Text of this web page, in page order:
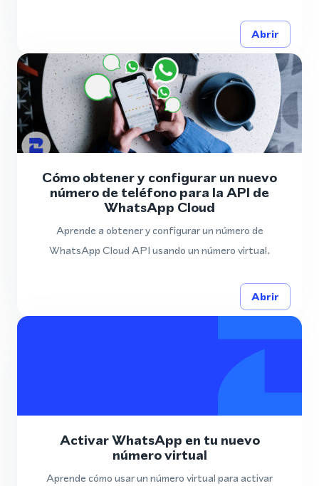
Abrir
Cómo obtener y configurar un nuevo
número de teléfono para la API de
WhatsApp Cloud
Aprende a obtener y configurar un número de
WhatsApp Cloud API usando un número virtual.
Abrir
Activar WhatsApp en tu nuevo
número virtual
Aprende cómo usar un número virtual para activar